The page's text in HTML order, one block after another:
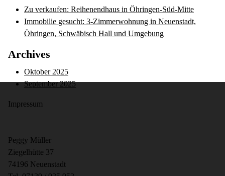
Zu verkaufen: Reihenendhaus in Öhringen-Süd-Mitte
Immobilie gesucht: 3-Zimmerwohnung in Neuenstadt,
Öhringen, Schwäbisch Hall und Umgebung
Archives
Oktober 2025
September 2025
Impressum
Peggy Müller
Ziegelhütte 37
74196 Neuenstadt